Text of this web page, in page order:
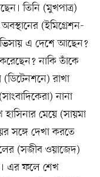
তিনি (মুখপাত্র)
(ইমিগ্রেশন-
ভিসায় এ দেশে আছেন?
নাকি তাঁকে
রাখা
নানা
মেয়ে (সায়মা
সঙ্গে দেখা করতে
(সজীব ওয়াজেদ)
এর ফলে শেখ